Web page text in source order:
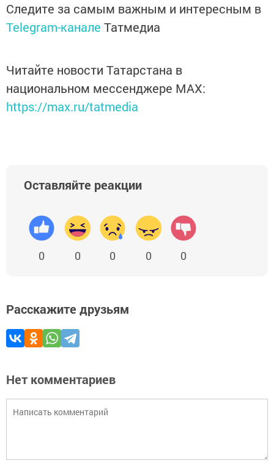
Следите за самым важным и интересным в
Telegram-канале Татмедиа
Читайте новости Татарстана в
национальном мессенджере MАХ:
https://max.ru/tatmedia
Оставляйте реакции
0 0 0 0 0
Расскажите друзьям
Нет комментариев